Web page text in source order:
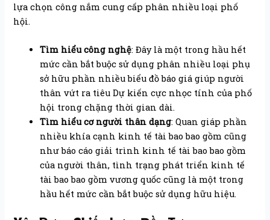
lựa chọn công nắm cung cấp phân nhiều loại phố
hội.
Tìm hiểu công nghệ: Đây là một trong hầu hết
mức cần bắt buộc sử dụng phân nhiều loại phụ
sở hữu phần nhiều biểu đồ báo giá giúp người
thân vứt ra tiêu Dự kiến cực nhọc tính của phố
hội trong chặng thời gian dài.
Tìm hiểu cơ người thân dạng: Quan giáp phần
nhiều khía cạnh kinh tế tài bao bao gồm cũng
như báo cáo giải trình kinh tế tài bao bao gồm
của người thân, tình trạng phát triển kinh tế
tài bao bao gồm vương quốc cũng là một trong
hầu hết mức cần bắt buộc sử dụng hữu hiệu.